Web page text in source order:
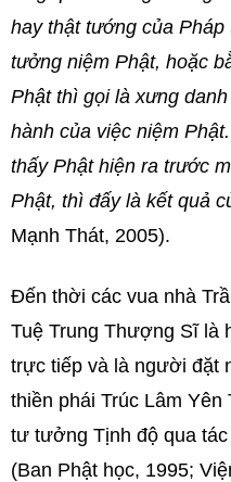
hay thật tướng của
tưởng niệm Phật, hoặc
Phật thì gọi là xưng
hành của việc niệm
thấy Phật hiện ra trước
Phật, thì đấy là kết quả
Mạnh Thát, 2005).
Đến thời các vua nhà
Tuệ Trung Thượng Sĩ là
trực tiếp và là người đặt
thiền phái Trúc Lâm
tư tưởng Tịnh độ qua tác
(Ban Phật học, 1995;